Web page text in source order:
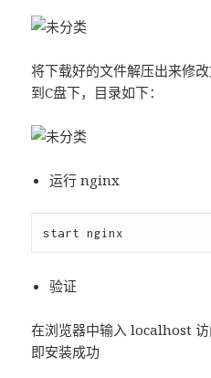
将下载好的文件解压出来修
到C盘下，目录如下：
运行 nginx
验证
在浏览器中输入 localhost 访
即安装成功